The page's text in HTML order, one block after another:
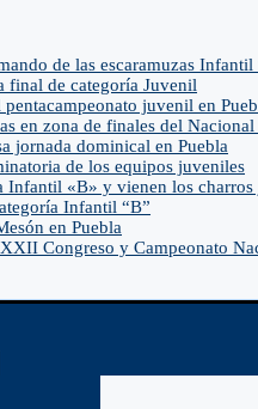
de las escaramuzas Infantil
final de categoría Juvenil
juvenil en
en zona de finales del
jornada dominical en Puebla
de los equipos juveniles
Infantil «B» y vienen los
Infantil “B”
en Puebla
Congreso y Campeonato